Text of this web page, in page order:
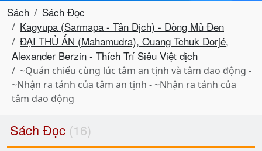
Sách
Sách Đọc
Kagyupa (Sarmapa - Tân Dịch) - Dòng Mủ Đen
ĐẠI THỦ ẤN (Mahamudra), Ouang Tchuk Dorjé,
Alexander Berzin - Thích Trí Siêu Việt dịch
~Quán chiếu cùng lúc tâm an tịnh và tâm dao động -
~Nhận ra tánh của tâm an tịnh - ~Nhận ra tánh của
tâm dao động
Sách Đọc (16)